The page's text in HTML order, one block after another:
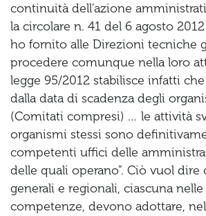
continuità dell’azione
la circolare n. 41 del 6 agosto
ho fornito alle Direzioni tecniche
procedere comunque nella loro
legge 95/2012 stabilisce infatti che
dalla data di scadenza degli
(Comitati compresi) … le attività
organismi stessi sono
competenti uffici delle
delle quali operano”. Ciò vuol
generali e regionali, ciascuna
competenze, devono adottare,